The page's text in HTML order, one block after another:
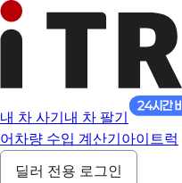
내 차 사기 내 차 팔기
어 차량 수입 계산기 아이트럭
딜러 전용 로그인